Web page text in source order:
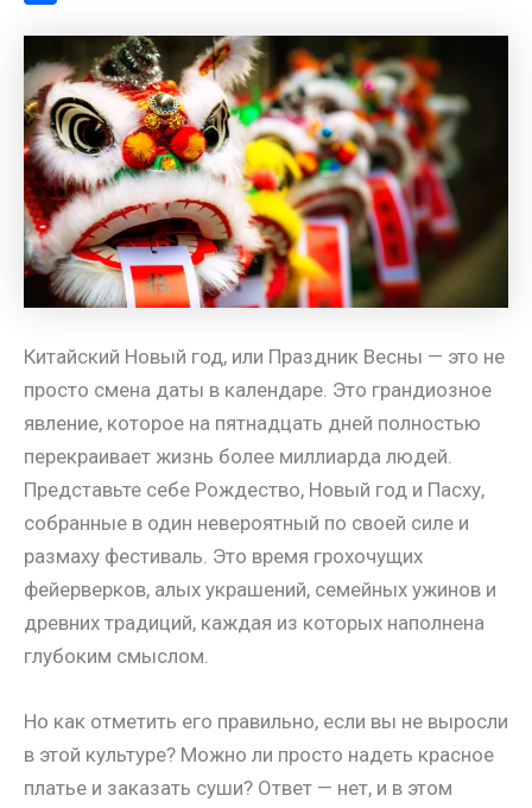
m
s
s
n
i
k
i
p
p
e
s
t
l
п
р
а
в
и
т
Китайский Новый год, или Праздник Весны — это не
просто смена даты в календаре. Это грандиозное
явление, которое на пятнадцать дней полностью
перекраивает жизнь более миллиарда людей.
Представьте себе Рождество, Новый год и Пасху,
собранные в один невероятный по своей силе и
размаху фестиваль. Это время грохочущих
фейерверков, алых украшений, семейных ужинов и
древних традиций, каждая из которых наполнена
глубоким смыслом.
Но как отметить его правильно, если вы не выросли
в этой культуре? Можно ли просто надеть красное
платье и заказать суши? Ответ — нет, и в этом